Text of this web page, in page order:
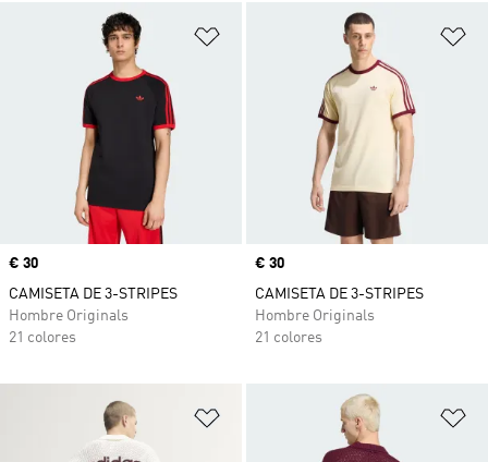
Añadir a la lista de deseos
Precio
€ 30
CAMISETA DE 3-STRIPES
Hombre Originals
21 colores
Precio
€ 30
CAMISETA DE 3-STRIPES
Hombre Originals
21 colores
Añadir a la lista de deseos